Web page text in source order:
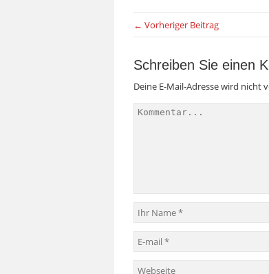
← Vorheriger Beitrag
Schreiben Sie einen
Deine E-Mail-Adresse wird nicht